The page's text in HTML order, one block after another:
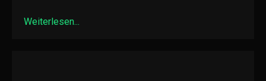
Weiterlesen...